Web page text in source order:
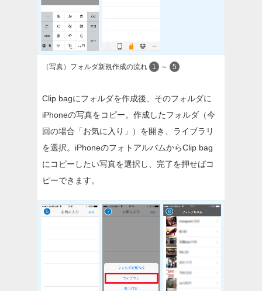
（写真）フォルダ新規作成の流れ 1 ～ 5
Clip bagにフォルダを作成後、そのフォルダに
iPhoneの写真をコピー。作成したフォルダ（今
回の場合「お気に入り」）を開き、ライブラリ
を選択。iPhoneのフォトアルバムからClip bag
にコピーしたい写真を選択し、完了を押せばコ
ピーできます。